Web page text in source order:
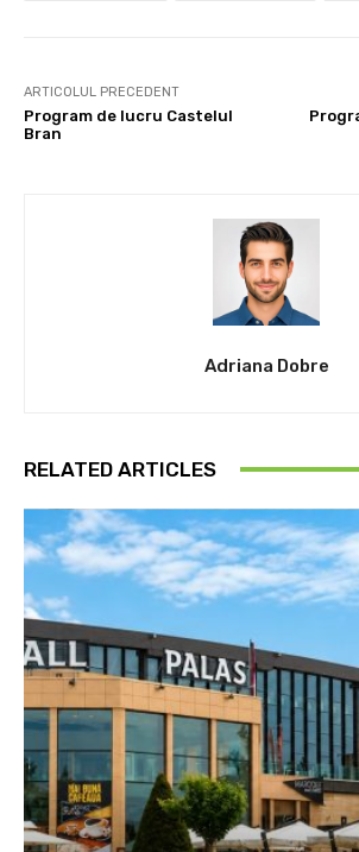
ARTICOLUL PRECEDENT
Program de lucru Castelul
Bran
Adriana Dobre
RELATED ARTICLES